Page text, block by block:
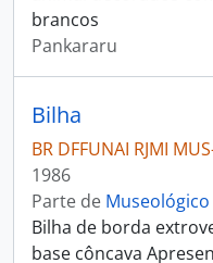
brancos
Pankararu
Bilha
BR DFFUNAI RJMI
1986
Parte de Museológico
Bilha de borda
base côncava